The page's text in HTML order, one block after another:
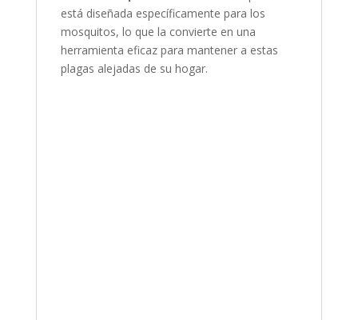
está diseñada específicamente para los
mosquitos, lo que la convierte en una
herramienta eficaz para mantener a estas
plagas alejadas de su hogar.